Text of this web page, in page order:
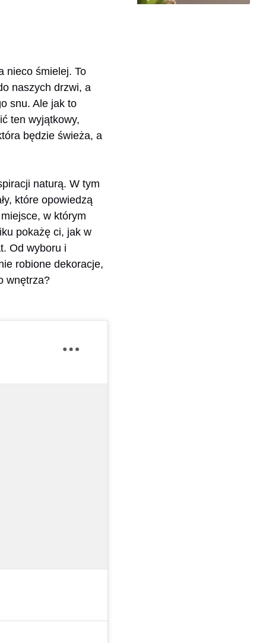
nieco śmielej. To
naszych drzwi, a
snu. Ale jak to
ten wyjątkowy,
będzie świeża, a
naturą. W tym
które opowiedzą
w którym
pokażę ci, jak w
Od wyboru i
robione dekoracje,
wnętrza?